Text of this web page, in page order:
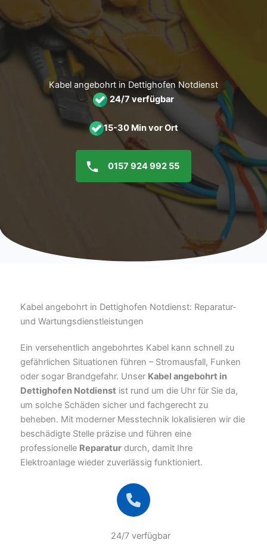
Inhalt
Kabel angebohrt in Dettighofen Notdienst
24/7 verfügbar
15-30 Min vor Ort
0157 924 992 55
Kabel angebohrt in Dettighofen Notdienst: Reparatur-
und Wartungsdienstleistungen
Ein versehentlich angebohrtes Kabel kann schnell zu
gefährlichen Situationen führen – Stromausfall, Funken
oder sogar Brandgefahr. Unser Kabel angebohrt in
Dettighofen Notdienst ist rund um die Uhr für Sie da,
um solche Schäden sicher und fachgerecht zu
beheben. Mit moderner Messtechnik lokalisieren wir die
beschädigte Stelle präzise und führen eine
professionelle Reparatur durch, damit Ihre
Elektroanlage wieder zuverlässig funktioniert.
24/7 verfügbar